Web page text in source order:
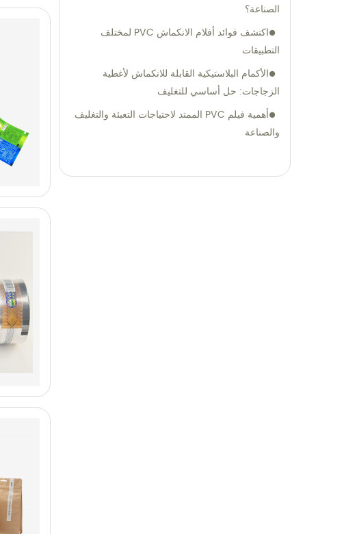
الصناعة؟
اكتشف فوائد أفلام الانكماش PVC لمختلف
التطبيقات
الأكمام البلاستيكية القابلة للانكماش لأغطية
الزجاجات: حل أساسي للتغليف
أهمية فيلم PVC الممتد لاحتياجات التعبئة والتغليف
والصناعة